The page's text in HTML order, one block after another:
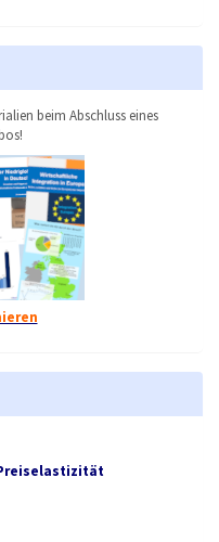
beim Abschluss eines